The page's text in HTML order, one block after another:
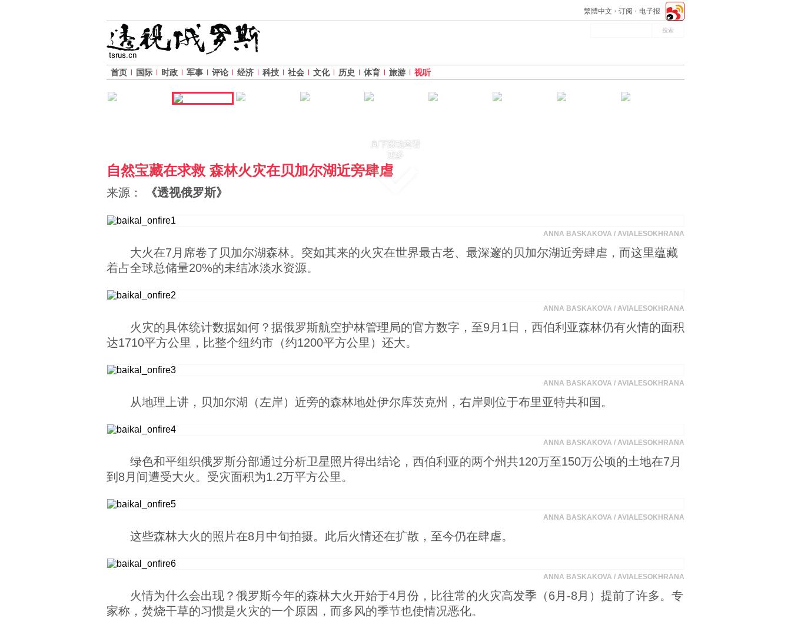
繁體中文 订阅 电子报
首页 国际 时政 军事 评论 经济 科技 社会 文化 历史 体育 旅游 视听
自然宝藏在求救 森林火灾在贝加尔湖近旁肆虐
来源： 《透视俄罗斯》
向下滚动查看
更多
ANNA BASKAKOVA / AVIALESOKHRANA
大火在7月席卷了贝加尔湖森林。突如其来的火灾在世界最古老、最深邃的贝加尔湖近旁肆虐，而这里蕴藏
着占全球总储量20%的未结冰淡水资源。
ANNA BASKAKOVA / AVIALESOKHRANA
火灾的具体统计数据如何？据俄罗斯航空护林管理局的官方数字，至9月1日，西伯利亚森林仍有火情的面积
达1710平方公里，比整个纽约市（约1200平方公里）还大。
ANNA BASKAKOVA / AVIALESOKHRANA
从地理上讲，贝加尔湖（左岸）近旁的森林地处伊尔库茨克州，右岸则位于布里亚特共和国。
ANNA BASKAKOVA / AVIALESOKHRANA
绿色和平组织俄罗斯分部通过分析卫星照片得出结论，西伯利亚的两个州共120万至150万公顷的土地在7月
到8月间遭受大火。受灾面积为1.2万平方公里。
ANNA BASKAKOVA / AVIALESOKHRANA
这些森林大火的照片在8月中旬拍摄。此后火情还在扩散，至今仍在肆虐。
ANNA BASKAKOVA / AVIALESOKHRANA
火情为什么会出现？俄罗斯今年的森林大火开始于4月份，比往常的火灾高发季（6月-8月）提前了许多。专
家称，焚烧干草的习惯是火灾的一个原因，而多风的季节也使情况恶化。